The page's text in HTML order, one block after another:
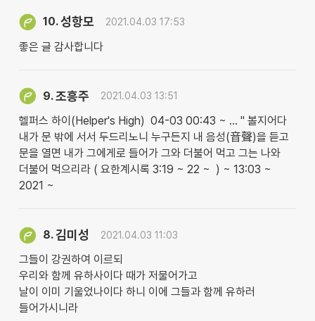
10.성항모 2021.04.03 17:53
좋은 글 감사합니다
9.조흥주 2021.04.03 13:51
헬퍼스 하이(Helper's High) 04-03 00:43 ~ … " 볼지어다
내가 문 밖에 서서 두드리노니 누구든지 내 음성(音聲)을 듣고
문을 열면 내가 그에게로 들어가 그와 더불어 먹고 그는 나와
더불어 먹으리라 ( 요한계시록 3:19 ~ 22 ~ ) ~ 13:03 ~
2021 ~
8.김미성 2021.04.03 11:03
그들이 강권하여 이르되
우리와 함께 유하사이다 때가 저물어가고
날이 이미 기울었나이다 하니 이에 그들과 함께 유하러
들어가시니라